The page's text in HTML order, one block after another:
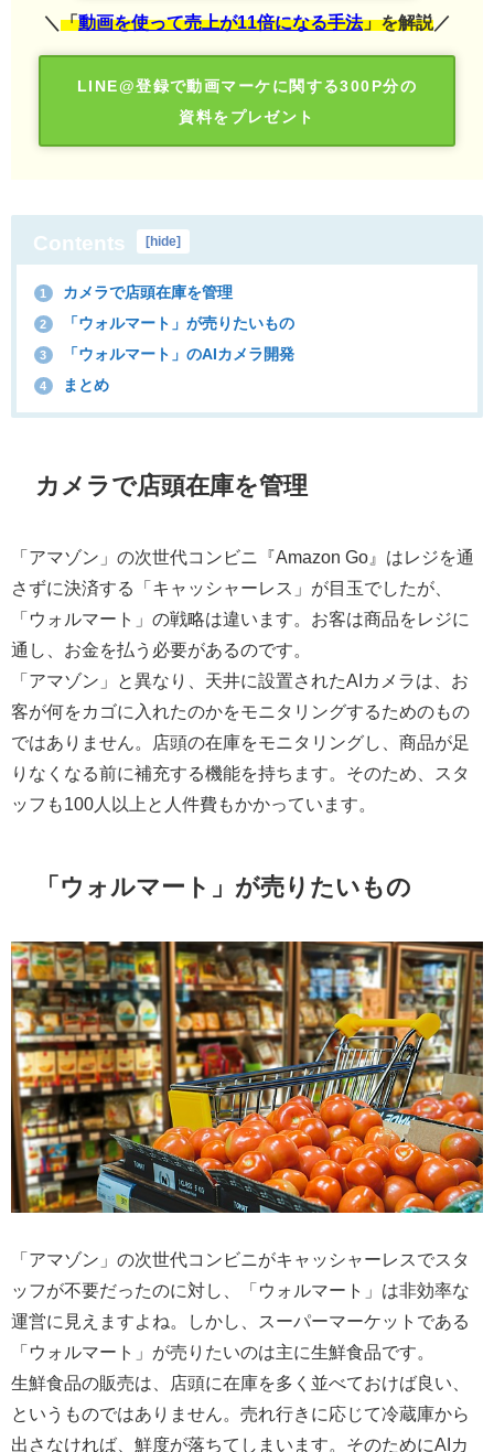
＼ 「動画を使って売上が11倍になる手法」を解説 ／
LINE@登録で動画マーケに関する300P分の
資料をプレゼント
Contents [hide]
1 カメラで店頭在庫を管理
2 「ウォルマート」が売りたいもの
3 「ウォルマート」のAIカメラ開発
4 まとめ
カメラで店頭在庫を管理
「アマゾン」の次世代コンビニ『Amazon Go』はレジを通
さずに決済する「キャッシャーレス」が目玉でしたが、
「ウォルマート」の戦略は違います。お客は商品をレジに
通し、お金を払う必要があるのです。
「アマゾン」と異なり、天井に設置されたAIカメラは、お
客が何をカゴに入れたのかをモニタリングするためのもの
ではありません。店頭の在庫をモニタリングし、商品が足
りなくなる前に補充する機能を持ちます。そのため、スタ
ッフも100人以上と人件費もかかっています。
「ウォルマート」が売りたいもの
「アマゾン」の次世代コンビニがキャッシャーレスでスタ
ッフが不要だったのに対し、「ウォルマート」は非効率な
運営に見えますよね。しかし、スーパーマーケットである
「ウォルマート」が売りたいのは主に生鮮食品です。
生鮮食品の販売は、店頭に在庫を多く並べておけば良い、
というものではありません。売れ行きに応じて冷蔵庫から
出さなければ、鮮度が落ちてしまいます。そのためにAIカ